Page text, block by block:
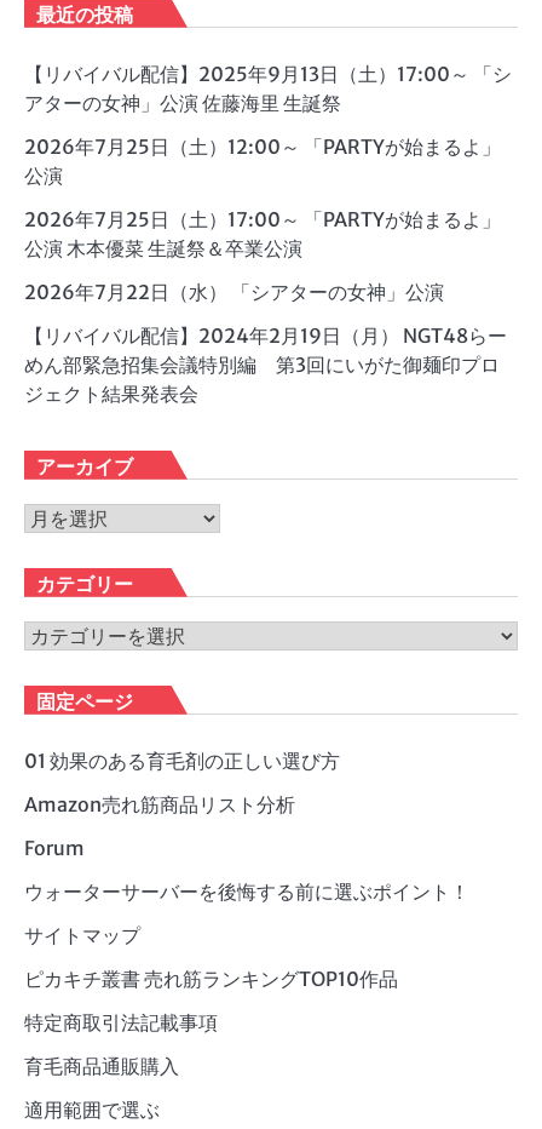
最近の投稿
【リバイバル配信】2025年9月13日（土）17:00～ 「シ
アターの女神」公演 佐藤海里 生誕祭
2026年7月25日（土）12:00～ 「PARTYが始まるよ」
公演
2026年7月25日（土）17:00～ 「PARTYが始まるよ」
公演 木本優菜 生誕祭＆卒業公演
2026年7月22日（水） 「シアターの女神」公演
【リバイバル配信】2024年2月19日（月） NGT48らー
めん部緊急招集会議特別編 第3回にいがた御麺印プロ
ジェクト結果発表会
アーカイブ
ア
カ
イ
ブ
カテゴリー
カ
ゴ
リ
ー
固定ページ
01 効果のある育毛剤の正しい選び方
Amazon売れ筋商品リスト分析
Forum
ウォーターサーバーを後悔する前に選ぶポイント！
サイトマップ
ピカキチ叢書 売れ筋ランキングTOP10作品
特定商取引法記載事項
育毛商品通販購入
適用範囲で選ぶ